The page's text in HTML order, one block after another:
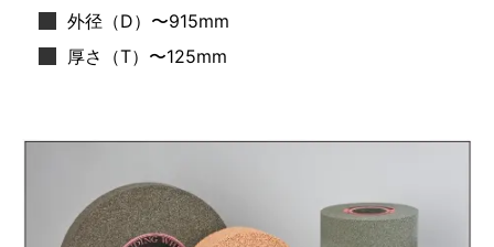
外径（D）〜915mm
厚さ（T）〜125mm